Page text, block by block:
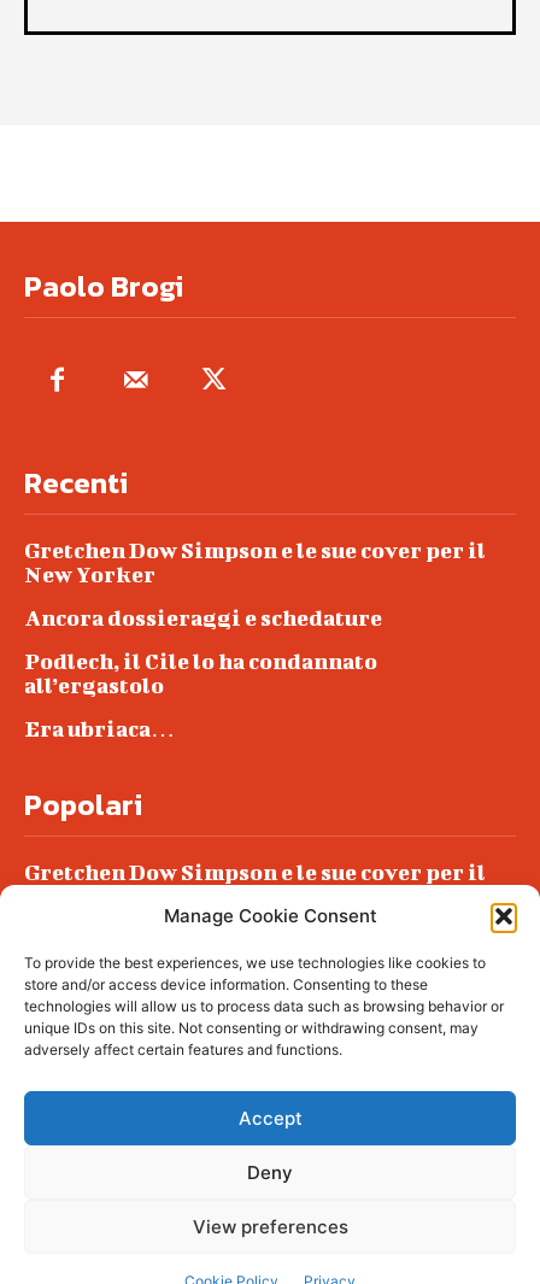
Manage Cookie Consent
To provide the best experiences, we use technologies like cookies to
store and/or access device information. Consenting to these
technologies will allow us to process data such as browsing behavior or
unique IDs on this site. Not consenting or withdrawing consent, may
adversely affect certain features and functions.
Accept
Deny
View preferences
Paolo Brogi
Recenti
Gretchen Dow Simpson e le sue cover per il
New Yorker
Ancora dossieraggi e schedature
Podlech, il Cile lo ha condannato
all’ergastolo
Era ubriaca…
Popolari
Gretchen Dow Simpson e le sue cover per il
Podlech, il Cile lo ha condannato
all’ergastolo
Era ubriaca…
© tagDiv - All rights reserved. Made with
complete News Portal about living, lifestyle,
fashion and wellness. Take your time and